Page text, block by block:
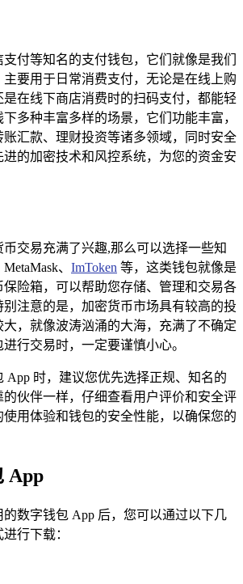
付等知名的支付钱包，它们就像是我们
要用于日常消费支付，无论是在线上购
在线下商店消费时的扫码支付，都能轻
多种丰富多样的场景，它们功能丰富，
汇款、理财投资等诸多领域，同时安全
的加密技术和风控系统，为您的资金安
交易充满了兴趣,那么可以选择一些知
、 ImToken 等，这类钱包就像是
险箱，可以帮助您存储、管理和交易各
注意的是，加密货币市场具有较高的投
，就像波涛汹涌的大海，充满了不确定
行交易时，一定要谨慎小心。
App 时，建议您优先选择正规、知名的
伙伴一样，仔细查看用户评价和安全评
用体验和钱包的安全性能，以确保您的
App
数字钱包 App 后，您可以通过以下几
行下载：